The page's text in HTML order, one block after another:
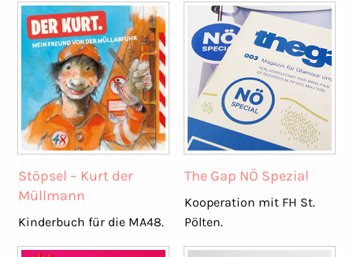
Stöpsel – Kurt der
Müllmann
Kinderbuch für die MA48.
The Gap NÖ Spezial
Kooperation mit FH St.
Pölten.